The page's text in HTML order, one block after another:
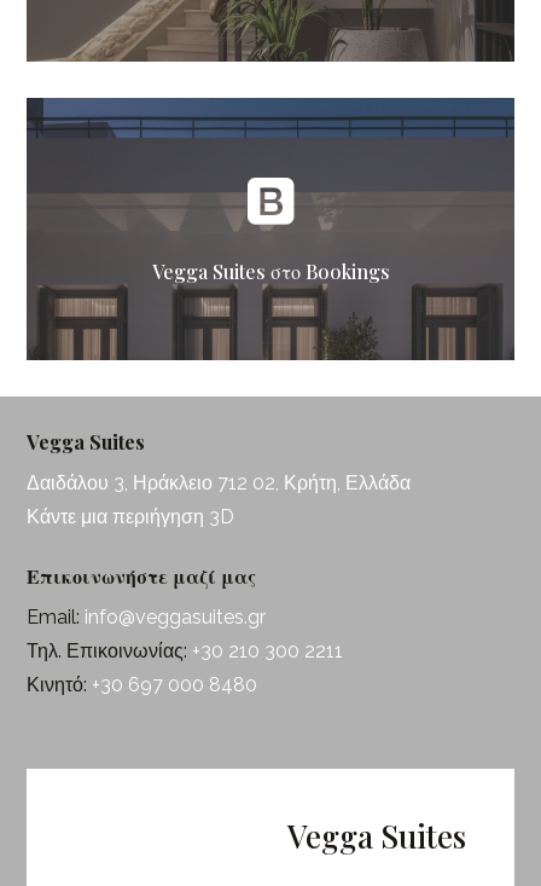

Vegga Suites στο Bookings
Vegga Suites
Δαιδάλου 3, Ηράκλειο 712 02, Κρήτη, Ελλάδα
Κάντε μια περιήγηση 3D
Επικοινωνήστε μαζί μας
Email: info@veggasuites.gr
Τηλ. Επικοινωνίας: +30 210 300 2211
Κινητό: +30 697 000 8480
Vegga Suites